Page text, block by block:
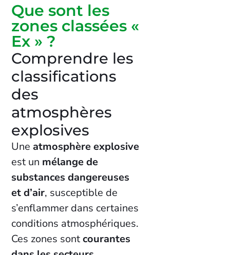
Que sont les
zones classées «
Ex » ?
Comprendre les
classifications
des
atmosphères
explosives
Une atmosphère explosive
est un mélange de
substances dangereuses
et d’air, susceptible de
s’enflammer dans certaines
conditions atmosphériques.
Ces zones sontcourantes